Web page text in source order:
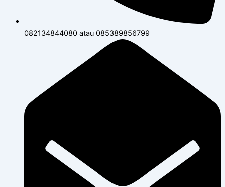
082134844080 atau 085389856799